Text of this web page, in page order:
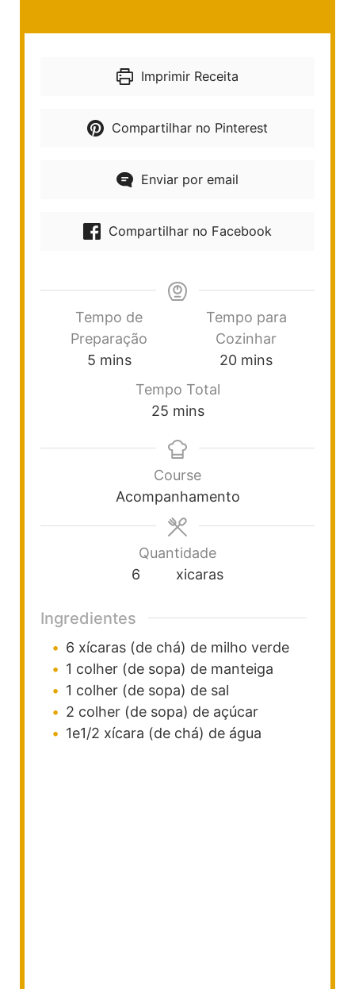
Imprimir Receita
Compartilhar no Pinterest
Enviar por email
Compartilhar no Facebook
Tempo de
Preparação
5 mins
Tempo para
Cozinhar
20 mins
Tempo Total
25 mins
Course
Acompanhamento
Quantidade
6
xicaras
Ingredientes
6 xícaras (de chá) de milho verde
1 colher (de sopa) de manteiga
1 colher (de sopa) de sal
2 colher (de sopa) de açúcar
1e1/2 xícara (de chá) de água